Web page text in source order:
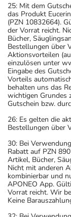
25: Mit dem
das Produkt
(PZN 10832664).
der Vorrat reicht.
Bücher,
Bestellungen über
Aktionsvorteilen
einzulösen unter
Eingabe des
Vorteils
behalten uns das
wichtigen Grundes
Gutschein bzw.
26: Es gelten die
Bestellungen über
30: Bei
Rabatt auf PZN
Artikel, Bücher,
Nicht mit anderen
kombinierbar und
APONEO App.
Vorrat reicht. Wir
Keine